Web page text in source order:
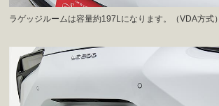
ラゲッジルームは容量約197Lになります。（VDA方式）